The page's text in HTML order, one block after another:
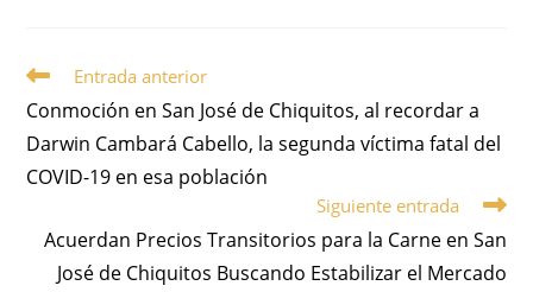
Entrada anterior
Conmoción en San José de Chiquitos, al recordar a
Darwin Cambará Cabello, la segunda víctima fatal del
COVID-19 en esa población
Siguiente entrada
Acuerdan Precios Transitorios para la Carne en San
José de Chiquitos Buscando Estabilizar el Mercado